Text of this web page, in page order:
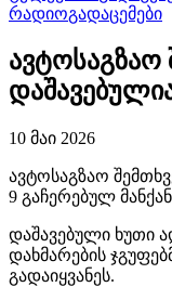
რადიოგადაცემები
ავტოსაგზაო
10 მაი 2026
ავტოსაგზაო
9 გაჩერებულ
დაშავებული ხუთი
დახმარების
გადაიყვანეს.